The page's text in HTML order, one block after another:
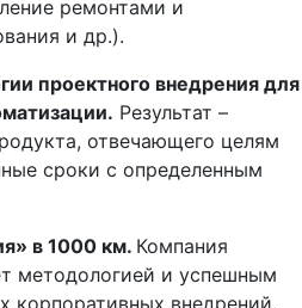
ремонтами и
и др.).
проектного внедрения для
Результат –
отвечающего целям
сроки с определенным
в 1000 км. Компания
методологией и успешным